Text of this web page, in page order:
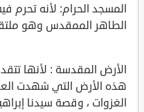
المسجد الحرام: لأنه تحرم
الطاهر الممقدس وهو
الأرض المقدسة : لأنها
هذه الأرض التي شهدت
الغزوات ، وقصة سيدنا